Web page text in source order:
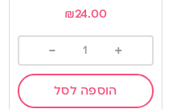
₪24.00
+
-
הוספה לסל